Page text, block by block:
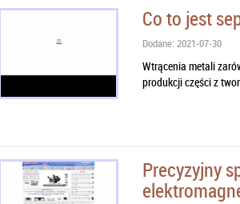
Co to jest
Dodane: 2021-07-30
Wtrącenia metali
produkcji części z
Precyzyjny